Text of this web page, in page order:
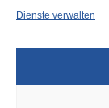
Dienste verwalten
Düsseldorf hat